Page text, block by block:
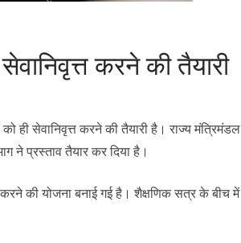
करने की तैयारी
ही सेवानिवृत्त करने की तैयारी है। राज्य मंत्रिमंडल
ने प्रस्ताव तैयार कर दिया है।
करने की योजना बनाई गई है। शैक्षणिक सत्र के बीच में